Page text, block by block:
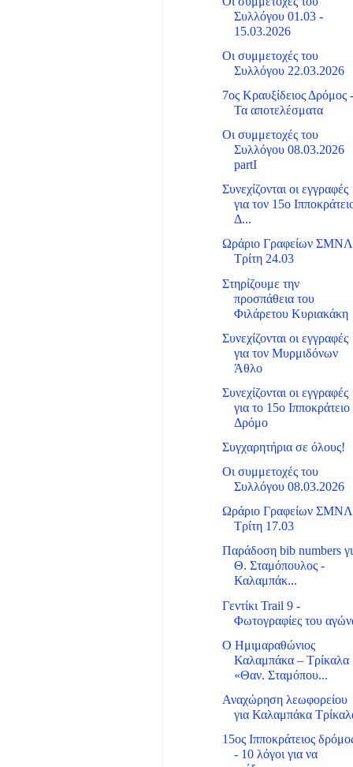
Συλλόγου 01.03 -
15.03.2026
Οι συμμετοχές του
Συλλόγου 22.03.2026
7ος Κραυξίδειος Δρόμος -
Τα αποτελέσματα
Οι συμμετοχές του
Συλλόγου 08.03.2026
partI
Συνεχίζονται οι εγγραφές
για τον 15ο
Δ...
Ωράριο Γραφείων ΣΜΝΛ
Τρίτη 24.03
Στηρίζουμε την
προσπάθεια του
Φιλάρετου Κυριακάκη
Συνεχίζονται οι εγγραφές
για τον Μυρμιδόνων
Άθλο
Συνεχίζονται οι εγγραφές
για το 15ο Ιπποκράτειο
Δρόμο
Συγχαρητήρια σε όλους!
Οι συμμετοχές του
Συλλόγου 08.03.2026
Ωράριο Γραφείων ΣΜΝΛ
Τρίτη 17.03
Παράδοση bib numbers
Θ. Σταμόπουλος -
Καλαμπάκ...
Γεντίκι Trail 9 -
Φωτογραφίες του
Ο Ημιμαραθώνιος
Καλαμπάκα – Τρίκαλα
«Θαν. Σταμόπου...
Αναχώρηση λεωφορείου
για Καλαμπάκα
15ος Ιπποκράτειος
- 10 λόγοι για να